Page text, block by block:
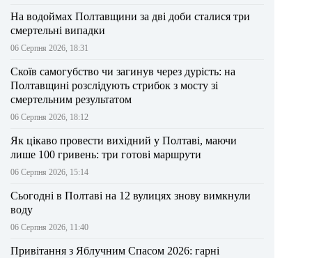
На водоймах Полтавщини за дві доби сталися три
смертельні випадки
06 Серпня 2026, 18:31
Скоїв самогубство чи загинув через дурість: на
Полтавщині розслідують стрибок з мосту зі
смертельним результатом
06 Серпня 2026, 18:12
Як цікаво провести вихідний у Полтаві, маючи
лише 100 гривень: три готові маршрути
06 Серпня 2026, 15:14
Сьогодні в Полтаві на 12 вулицях знову вимкнули
воду
06 Серпня 2026, 11:40
Привітання з Яблучним Спасом 2026: гарні